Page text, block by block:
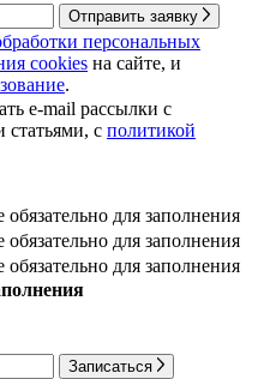
Отправить заявку
персональных
cookies на сайте, и
.
e-mail рассылки с
с политикой
обязательно для заполнения
обязательно для заполнения
обязательно для заполнения
Записаться